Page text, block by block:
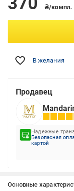
₴/компл.
В желания
Продавец
Надежные
Безопасная
картой
Основные